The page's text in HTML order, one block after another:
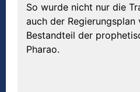
So wurde nicht nur die
auch der Regierungsplan
Bestandteil der
Pharao.